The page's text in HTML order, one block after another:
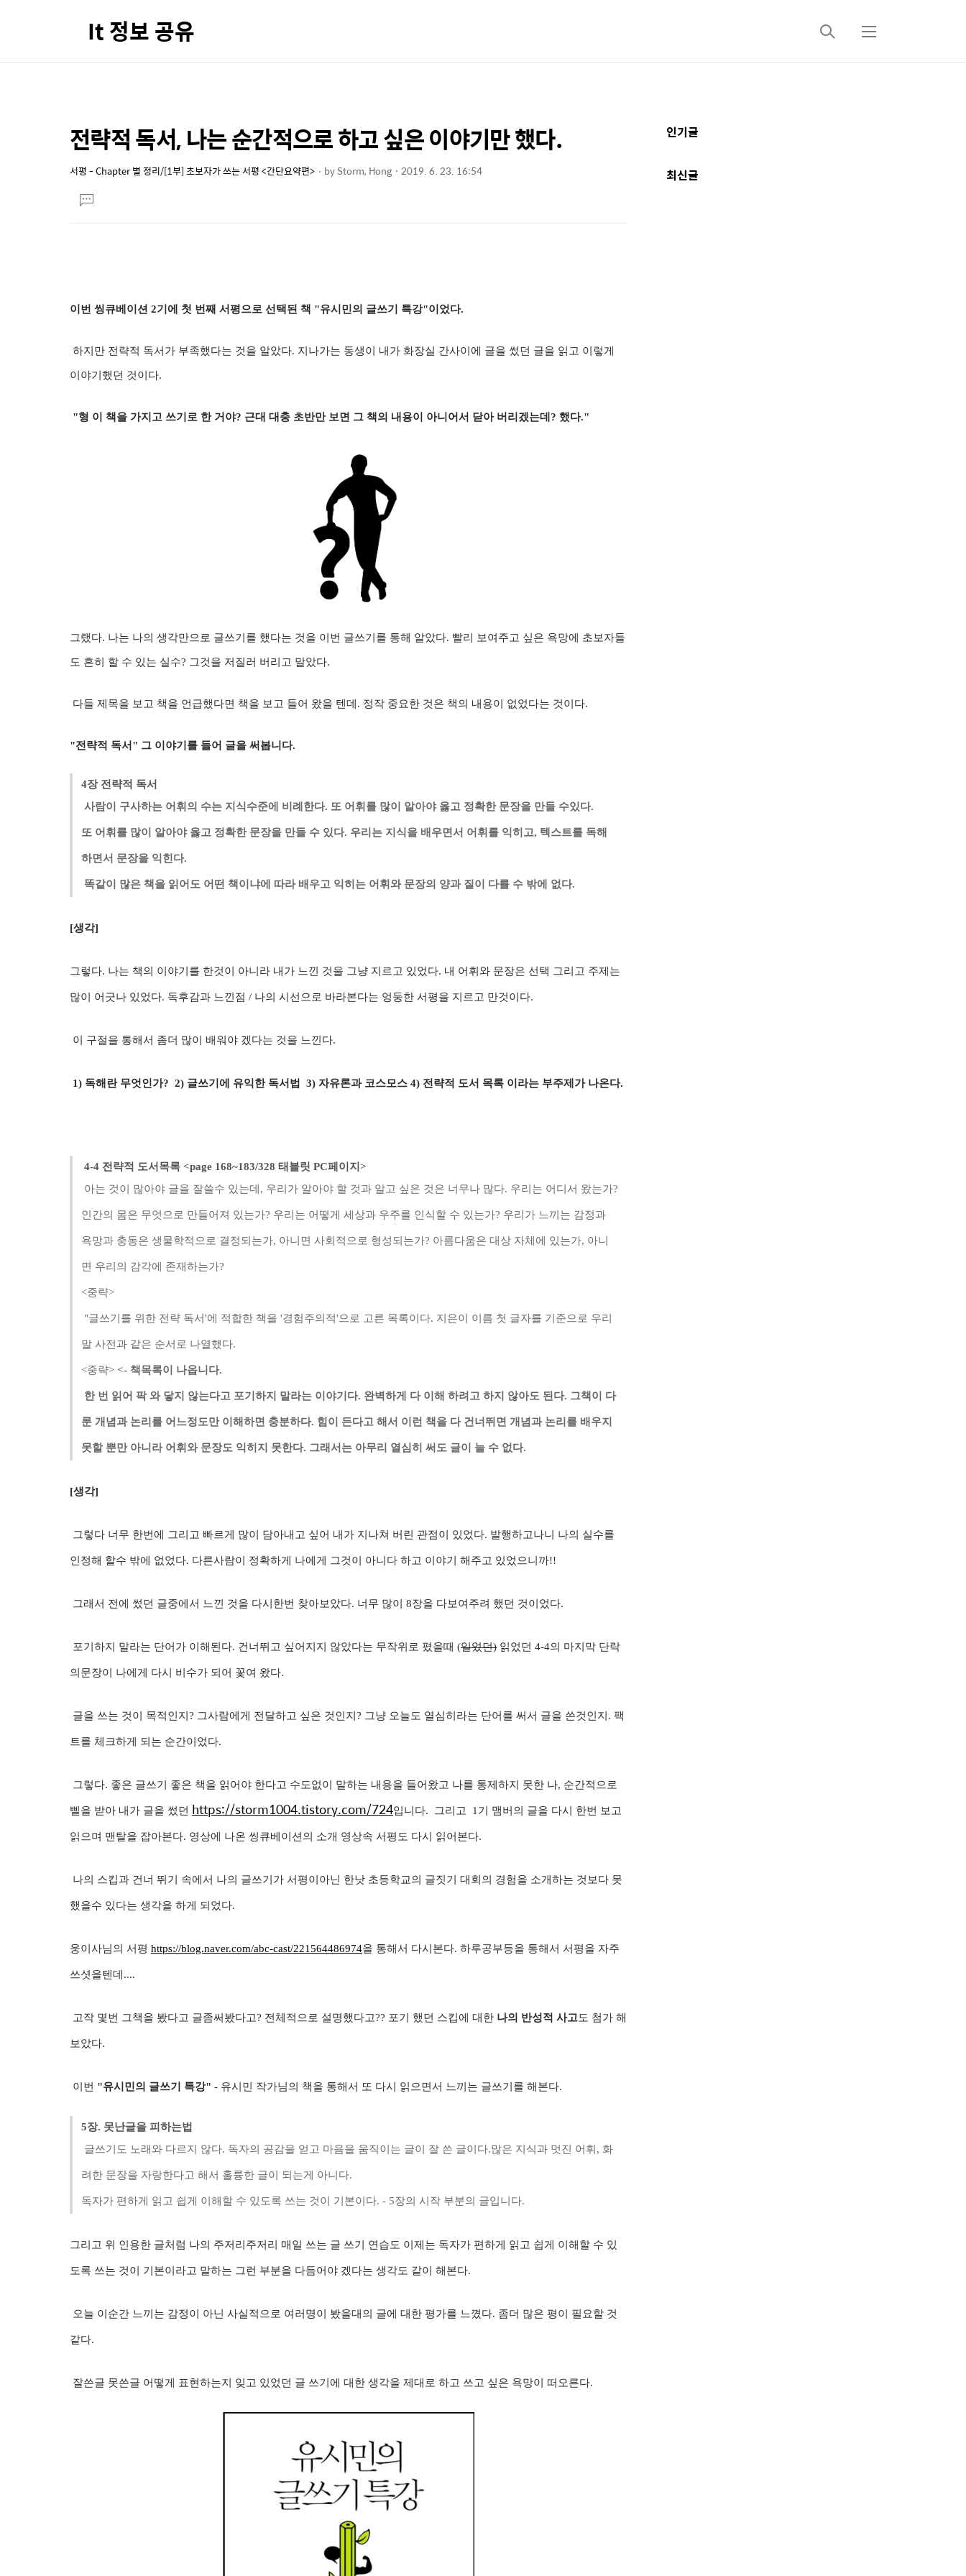
It 정보 공유
검
메
상
세
컨
텐
본
문
제
전략적 독서, 나는 순간적으로 하고 싶은 이야기만 했다.
서평 - Chapter 별 정리/[1부] 초보자가 쓰는 서평 <간단요약편> byStorm, Hong 2019. 6. 23. 16:54
문댓
글
이번 씽큐베이션 2기에 첫 번째 서평으로 선택된 책 "유시민의 글쓰기 특강"이었다.
하지만 전략적 독서가 부족했다는 것을 알았다. 지나가는 동생이 내가 화장실 간사이에 글을 썼던 글을 읽고 이렇게
이야기 했던 것이다.
"형 이 책을 가지고 쓰기로 한 거야? 근대 대충 초반만 보면 그 책의 내용이 아니어서 닫아 버리겠는데? 했다."
그랬다. 나는 나의 생각만으로 글쓰기를 했다는 것을 이번 글쓰기를 통해 알았다. 빨리 보여주고 싶은 욕망에 초보자들
도 흔히 할 수 있는 실수? 그것을 저질러 버리고 말았다.
다들 제목을 보고 책을 언급했다면 책을 보고 들어 왔을 텐데. 정작 중요한 것은 책의 내용이 없었다는 것이다.
"전략적 독서" 그 이야기를 들어 글을 써봅니다.
4장 전략적 독서
사람이 구사하는 어휘의 수는 지식수준에 비례한다. 또 어휘를 많이 알아야 옳고 정확한 문장을 만들 수있다.
또 어휘를 많이 알아야 옳고 정확한 문장을 만들 수 있다. 우리는 지식을 배우면서 어휘를 익히고, 텍스트를 독해
하면서 문장을 익힌다.
똑같이 많은 책을 읽어도 어떤 책이냐에 따라 배우고 익히는 어휘와 문장의 양과 질이 다를 수 밖에 없다.
[생각]
그렇다. 나는 책의 이야기를 한것이 아니라 내가 느낀 것을 그냥 지르고 있었다. 내 어휘와 문장은 선택 그리고 주제는
많이 어긋나 있었다. 독후감과 느낀점 / 나의 시선으로 바라본다는 엉둥한 서평을 지르고 만것이다.
이 구절을 통해서 좀더 많이 배워야 겠다는 것을 느낀다.
1) 독해란 무엇인가? 2) 글쓰기에 유익한 독서법 3) 자유론과 코스모스 4) 전략적 도서 목록 이라는 부주제가 나온다.
4-4 전략적 도서목록 <page 168~183/328 태블릿 PC페이지>
아는 것이 많아야 글을 잘쓸수 있는데, 우리가 알아야 할 것과 알고 싶은 것은 너무나 많다. 우리는 어디서 왔는가?
인간의 몸은 무엇으로 만들어져 있는가? 우리는 어떻게 세상과 우주를 인식할 수 있는가? 우리가 느끼는 감정과
욕망과 충동은 생물학적으로 결정되는가, 아니면 사회적으로 형성되는가? 아름다움은 대상 자체에 있는가, 아니
면 우리의 감각에 존재하는가?
<중략>
"글쓰기를 위한 전략 독서'에 적합한 책을 '경험주의적'으로 고른 목록이다. 지은이 이름 첫 글자를 기준으로 우리
말 사전과 같은 순서로 나열했다.
<중략> <- 책목록이 나옵니다.
한 번 읽어 팍 와 닿지 않는다고 포기하지 말라는 이야기다. 완벽하게 다 이해 하려고 하지 않아도 된다. 그책이 다
룬 개념과 논리를 어느정도만 이해하면 충분하다. 힘이 든다고 해서 이런 책을 다 건너뛰면 개념과 논리를 배우지
못할 뿐만 아니라 어휘와 문장도 익히지 못한다. 그래서는 아무리 열심히 써도 글이 늘 수 없다.
[생각]
그렇다 너무 한번에 그리고 빠르게 많이 담아내고 싶어 내가 지나쳐 버린 관점이 있었다. 발행하고나니 나의 실수를
인정해 할수 밖에 없었다. 다른사람이 정확하게 나에게 그것이 아니다 하고 이야기 해주고 있었으니까!!
그래서 전에 썼던 글중에서 느낀 것을 다시한번 찾아보았다. 너무 많이 8장을 다보여주려 했던 것이었다.
포기하지 말라는 단어가 이해된다. 건너뛰고 싶어지지 않았다는 무작위로 폈을때 (일었던) 읽었던 4-4의 마지막 단락
의문장이 나에게 다시 비수가 되어 꽃여 왔다.
글을 쓰는 것이 목적인지? 그사람에게 전달하고 싶은 것인지? 그냥 오늘도 열심히라는 단어를 써서 글을 쓴것인지. 팩
트를 체크하게 되는 순간이었다.
그렇다. 좋은 글쓰기 좋은 책을 읽어야 한다고 수도없이 말하는 내용을 들어왔고 나를 통제하지 못한 나, 순간적으로
삘을 받아 내가 글을 썼던 https://storm1004.tistory.com/724입니다. 그리고 1기 맴버의 글을 다시 한번 보고
읽으며 맨탈을 잡아본다. 영상에 나온 씽큐베이션의 소개 영상속 서평도 다시 읽어본다.
나의 스킵과 건너 뛰기 속에서 나의 글쓰기가 서평이아닌 한낫 초등학교의 글짓기 대회의 경험을 소개하는 것보다 못
했을수 있다는 생각을 하게 되었다.
웅이사님의 서평 https://blog.naver.com/abc-cast/221564486974을 통해서 다시본다. 하루공부등을 통해서 서평을 자주
쓰셧을텐데....
고작 몇번 그책을 봤다고 글좀써봤다고? 전체적으로 설명했다고?? 포기 했던 스킵에 대한 나의 반성적 사고도 첨가 해
보았다.
이번 "유시민의 글쓰기 특강" - 유시민 작가님의 책을 통해서 또 다시 읽으면서 느끼는 글쓰기를 해본다.
5장. 못난글을 피하는법
글쓰기도 노래와 다르지 않다. 독자의 공감을 얻고 마음을 움직이는 글이 잘 쓴 글이다.많은 지식과 멋진 어휘, 화
려한 문장을 자랑한다고 해서 훌륭한 글이 되는게 아니다.
독자가 편하게 읽고 쉽게 이해할 수 있도록 쓰는 것이 기본이다. - 5장의 시작 부분의 글입니다.
그리고 위 인용한 글처럼 나의 주저리주저리 매일 쓰는 글 쓰기 연습도 이제는 독자가 편하게 읽고 쉽게 이해할 수 있
도록 쓰는 것이 기본이라고 말하는 그런 부분을 다듬어야 겠다는 생각도 같이 해본다.
오늘 이순간 느끼는 감정이 아닌 사실적으로 여러명이 봤을대의 글에 대한 평가를 느꼈다. 좀더 많은 평이 필요할 것
같다.
잘쓴글 못쓴글 어떻게 표현하는지 잊고 있었던 글 쓰기에 대한 생각을 제대로 하고 쓰고 싶은 욕망이 떠오른다.
추
정
인기글
최신글